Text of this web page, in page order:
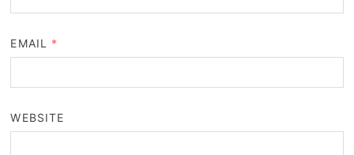
EMAIL *
WEBSITE